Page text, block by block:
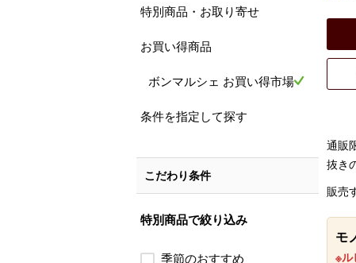
通販
抜き
販売
モ
※ル
特別商品・お取り寄せ
お買い得商品
ボンマルシェ お買い得市場
条件を指定して探す
こだわり条件
特別商品で絞り込み
季節のおすすめ